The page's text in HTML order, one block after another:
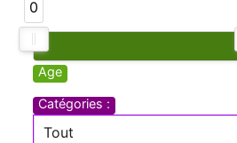
0
Age
Catégories :
Tout